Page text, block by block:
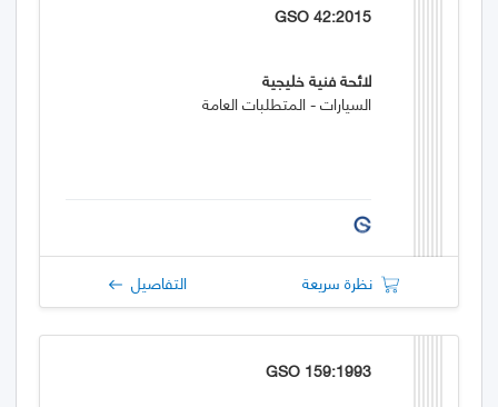
GSO 42:2015
لائحة فنية خليجية
السيارات - المتطلبات العامة
نظرة سريعة التفاصيل
GSO 159:1993